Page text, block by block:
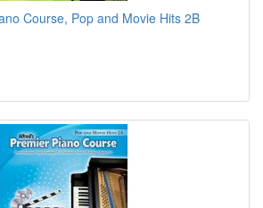
Course, Pop and Movie Hits 2B